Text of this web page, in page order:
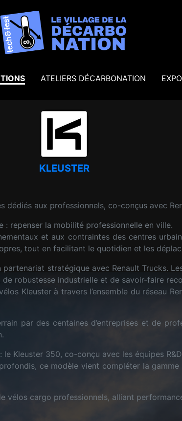
ATELIERS DÉCARBONATION
KLEUSTER
aux professionnels, co-conçus avec
: repenser la mobilité professionnelle en ville.
et aux contraintes des centres
tout en facilitant le quotidien et les
stratégique avec Renault Trucks.
robustesse industrielle et de savoir-faire
Kleuster à travers l’ensemble du réseau
par des centaines d’entreprises et de
Kleuster 350, co-conçu avec les équipes
ce modèle vient compléter la
vélos cargo professionnels, alliant